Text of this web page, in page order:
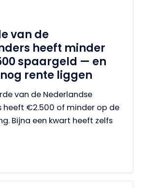
van de
heeft minder
spaargeld — en
rente liggen
van de Nederlandse
heeft €2.500 of minder op de
Bijna een kwart heeft zelfs